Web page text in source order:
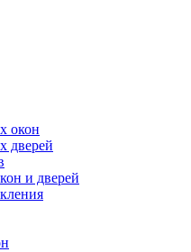
окон
дверей
и дверей